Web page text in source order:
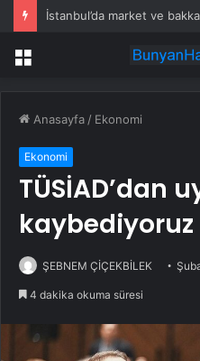
Menü
Anasayfa / Ekonomi
Ekonomi
TÜSİAD’dan
kaybediyoruz
ŞEBNEM ÇİÇEKBİLEK
4 dakika okuma süresi